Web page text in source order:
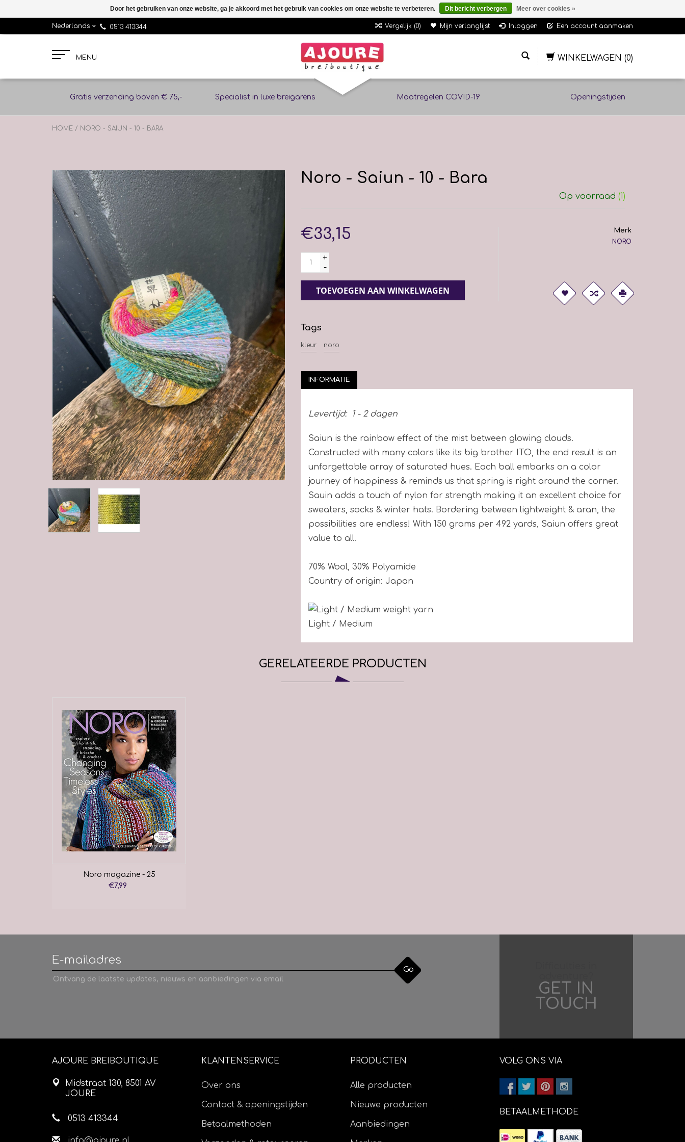
Nederlands 0513 413344 Vergelijk (0) Mijn verlanglijst Inloggen Een account aanmaken
MENU WINKELWAGEN (0)
Gratis verzending boven € 75,- Specialist in luxe breigarens Maatregelen COVID-19 Openingstijden
HOME / NORO - SAIUN - 10 - BARA
Noro - Saiun - 10 - Bara
Op voorraad (1)
€33,15
+
-
TOEVOEGEN AAN WINKELWAGEN
Merk
NORO
Tags
kleur noro
INFORMATIE
Levertijd: 1 - 2 dagen
Saiun is the rainbow effect of the mist between glowing clouds.
Constructed with many colors like its big brother ITO, the end result is an
unforgettable array of saturated hues. Each ball embarks on a color
journey of happiness & reminds us that spring is right around the corner.
Sauin adds a touch of nylon for strength making it an excellent choice for
sweaters, socks & winter hats. Bordering between lightweight & aran, the
possibilities are endless! With 150 grams per 492 yards, Saiun offers great
value to all.
70% Wool, 30% Polyamide
Country of origin: Japan
Light / Medium
GERELATEERDE PRODUCTEN
Noro magazine - 25
€7,99
Go
Ontvang de laatste updates, nieuws en aanbiedingen via email
GET IN
TOUCH
AJOURE BREIBOUTIQUE
Midstraat 130, 8501 AV
JOURE
0513 413344
KLANTENSERVICE
Over ons
Contact & openingstijden
Betaalmethoden
PRODUCTEN
Alle producten
Nieuwe producten
Aanbiedingen
VOLG ONS VIA
BETAALMETHODE
Door het gebruiken van onze website, ga je akkoord met het gebruik van cookies om onze website te verbeteren. Dit bericht verbergen Meer over cookies »